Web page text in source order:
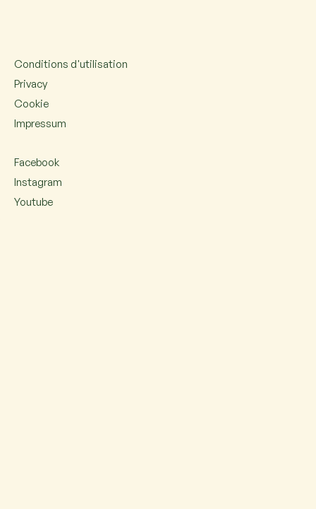
Conditions d'utilisation
Privacy
Cookie
Impressum
Facebook
Instagram
Youtube